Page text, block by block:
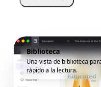
Biblioteca
Una vista de biblioteca
rápido a la lectura.